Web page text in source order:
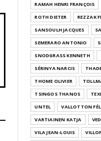
RAMAH HENRI FRANÇOIS
ROTH DIETER
REZZAK
SANSOULH JACQUES
SEMERARO ANTONIO
SNODGRASS KENNETH
SÉRINYA NARCIS
THOME OLIVIER
TSINGOS THANOS
UNTEL
VALLOTTON
VARTIAINEN KATJA
VILA JEAN-LOUIS